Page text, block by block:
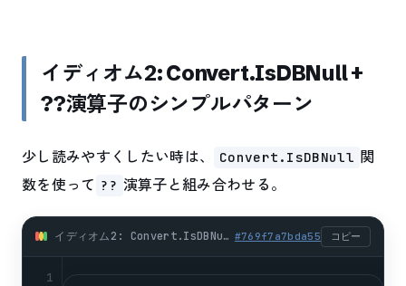
イディオム2: Convert.IsDBNull +
??演算子のシンプルパターン
少し読みやすくしたい時は、 Convert.IsDBNull 関
数を使って ?? 演算子と組み合わせる。
イディオム2: Convert.IsDBNull + ??演算子のシンプルパターン (csharp) #769f7a7bda55 コピー
1